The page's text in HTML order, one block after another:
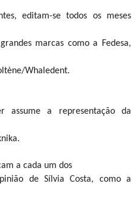
editam-se todos os meses
marcas como a Fedesa,
Whaledent.
assume a representação da
a cada um dos
de Sílvia Costa, como a